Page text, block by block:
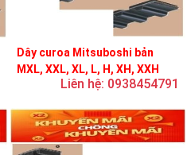
Dây curoa Mitsuboshi bản
MXL, XXL, XL, L, H, XH, XXH
Liên hệ: 0938454791